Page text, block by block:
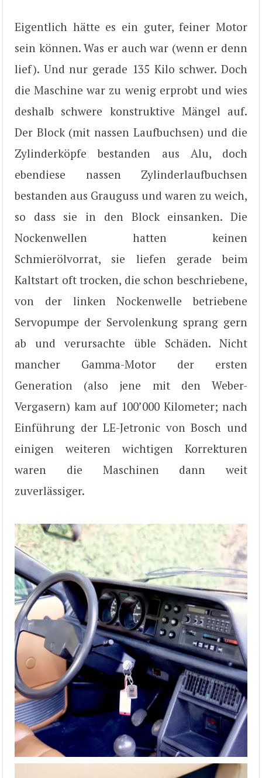
Eigentlich hätte es ein guter, feiner Motor
sein können. Was er auch war (wenn er denn
lief). Und nur gerade 135 Kilo schwer. Doch
die Maschine war zu wenig erprobt und wies
deshalb schwere konstruktive Mängel auf.
Der Block (mit nassen Laufbuchsen) und die
Zylinderköpfe bestanden aus Alu, doch
ebendiese nassen Zylinderlaufbuchsen
bestanden aus Grauguss und waren zu weich,
so dass sie in den Block einsanken. Die
Nockenwellen hatten keinen
Schmierölvorrat, sie liefen gerade beim
Kaltstart oft trocken, die schon beschriebene,
von der linken Nockenwelle betriebene
Servopumpe der Servolenkung sprang gern
ab und verursachte üble Schäden. Nicht
mancher Gamma-Motor der ersten
Generation (also jene mit den Weber-
Vergasern) kam auf 100’000 Kilometer; nach
Einführung der LE-Jetronic von Bosch und
einigen weiteren wichtigen Korrekturen
waren die Maschinen dann weit
zuverlässiger.